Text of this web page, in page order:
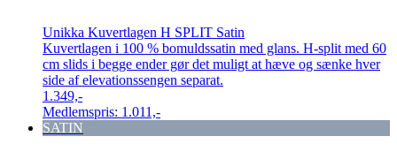
Unikka Kuvertlagen H SPLIT Satin
Kuvertlagen i 100 % bomuldssatin med glans. H-split med 60
cm slids i begge ender gør det muligt at hæve og sænke hver
side af elevationssengen separat.
1.349,-
Medlemspris: 1.011,-
SATIN